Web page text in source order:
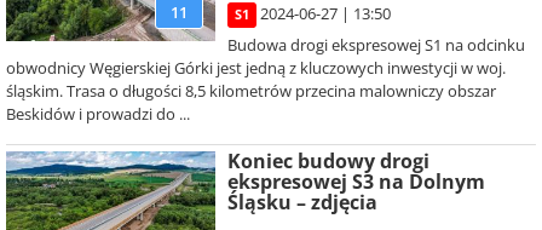
11 S1
2024-06-27 | 13:50
Budowa drogi ekspresowej S1 na odcinku
obwodnicy Węgierskiej Górki jest jedną z kluczowych inwestycji w woj.
śląskim. Trasa o długości 8,5 kilometrów przecina malowniczy obszar
Beskidów i prowadzi do ...
Koniec budowy drogi
ekspresowej S3 na Dolnym
Śląsku – zdjęcia